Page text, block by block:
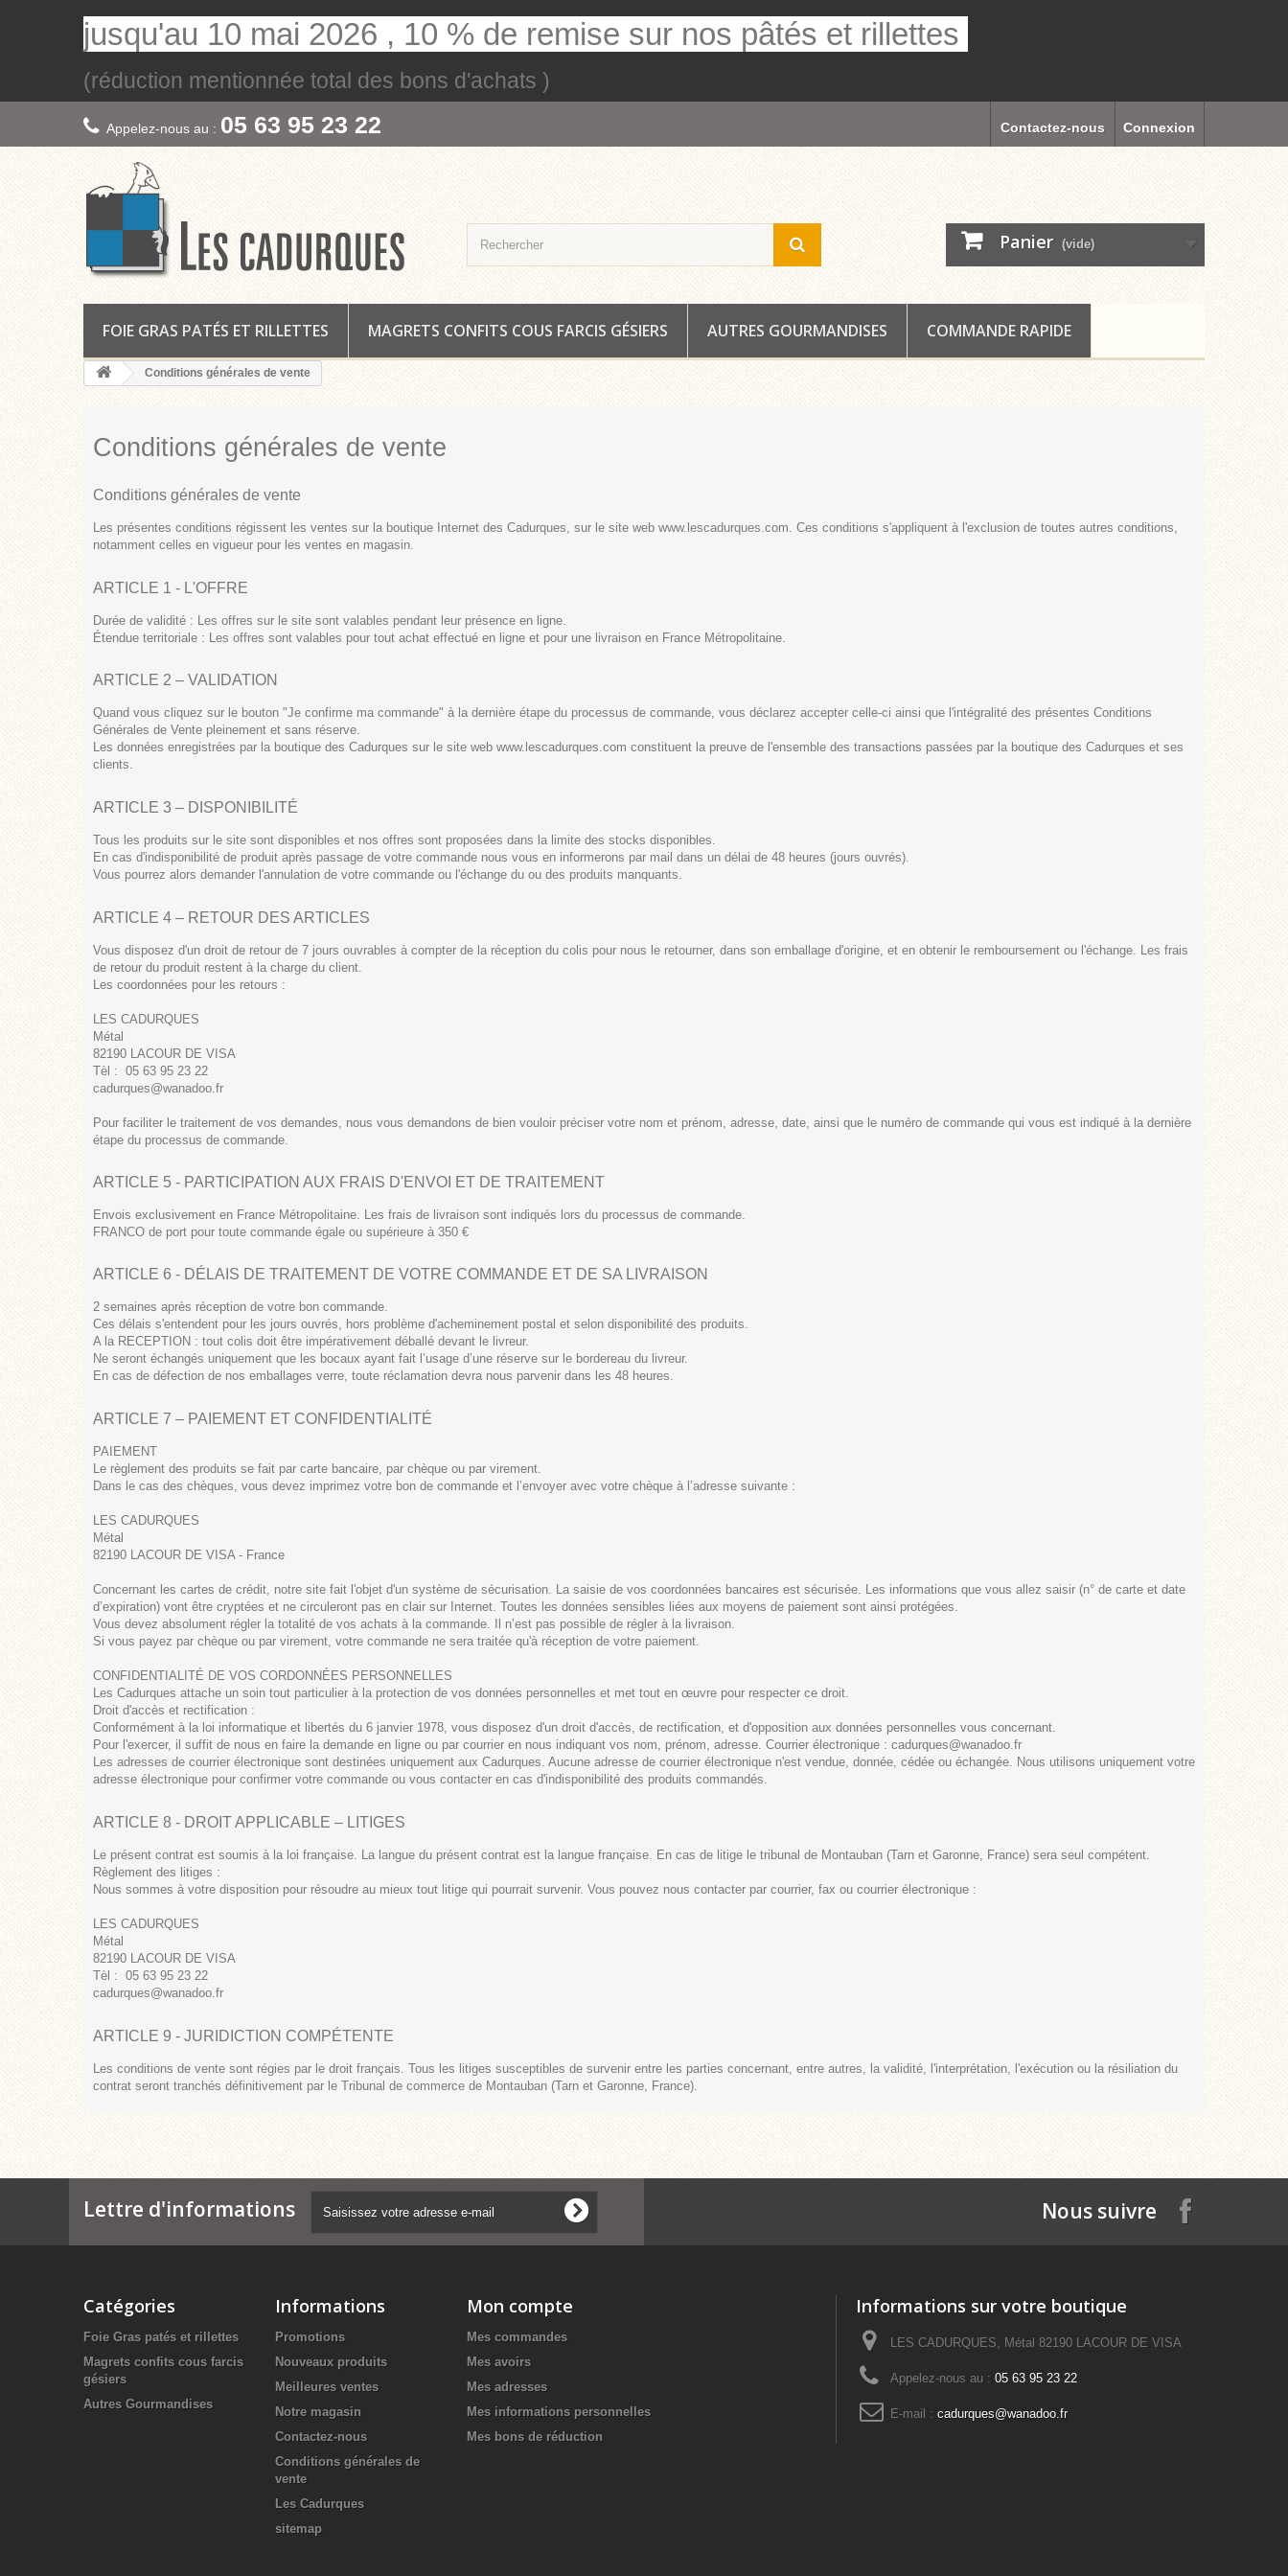
jusqu'au 10 mai 2026 , 10 % de remise sur nos pâtés et rillettes
(réduction mentionnée total des bons d'achats )
Connexion
Contactez-nous
Appelez-nous au : 05 63 95 23 22
Panier (vide)
FOIE GRAS PATÉS ET RILLETTES MAGRETS CONFITS COUS FARCIS GÉSIERS AUTRES GOURMANDISES COMMANDE RAPIDE
Conditions générales de vente
Conditions générales de vente
Conditions générales de vente
Les présentes conditions régissent les ventes sur la boutique Internet des Cadurques, sur le site web www.lescadurques.com. Ces conditions s'appliquent à l'exclusion de toutes autres conditions,
notamment celles en vigueur pour les ventes en magasin.
ARTICLE 1 - L'OFFRE
Durée de validité : Les offres sur le site sont valables pendant leur présence en ligne.
Étendue territoriale : Les offres sont valables pour tout achat effectué en ligne et pour une livraison en France Métropolitaine.
ARTICLE 2 – VALIDATION
Quand vous cliquez sur le bouton "Je confirme ma commande" à la dernière étape du processus de commande, vous déclarez accepter celle-ci ainsi que l'intégralité des présentes Conditions
Générales de Vente pleinement et sans réserve.
Les données enregistrées par la boutique des Cadurques sur le site web www.lescadurques.com constituent la preuve de l'ensemble des transactions passées par la boutique des Cadurques et ses
clients.
ARTICLE 3 – DISPONIBILITÉ
Tous les produits sur le site sont disponibles et nos offres sont proposées dans la limite des stocks disponibles.
En cas d'indisponibilité de produit après passage de votre commande nous vous en informerons par mail dans un délai de 48 heures (jours ouvrés).
Vous pourrez alors demander l'annulation de votre commande ou l'échange du ou des produits manquants.
ARTICLE 4 – RETOUR DES ARTICLES
Vous disposez d'un droit de retour de 7 jours ouvrables à compter de la réception du colis pour nous le retourner, dans son emballage d'origine, et en obtenir le remboursement ou l'échange. Les frais
de retour du produit restent à la charge du client.
Les coordonnées pour les retours :
LES CADURQUES
Métal
82190 LACOUR DE VISA
Tèl : 05 63 95 23 22
cadurques@wanadoo.fr
Pour faciliter le traitement de vos demandes, nous vous demandons de bien vouloir préciser votre nom et prénom, adresse, date, ainsi que le numéro de commande qui vous est indiqué à la dernière
étape du processus de commande.
ARTICLE 5 - PARTICIPATION AUX FRAIS D'ENVOI ET DE TRAITEMENT
Envois exclusivement en France Métropolitaine. Les frais de livraison sont indiqués lors du processus de commande.
FRANCO de port pour toute commande égale ou supérieure à 350 €
ARTICLE 6 - DÉLAIS DE TRAITEMENT DE VOTRE COMMANDE ET DE SA LIVRAISON
2 semaines après réception de votre bon commande.
Ces délais s'entendent pour les jours ouvrés, hors problème d'acheminement postal et selon disponibilité des produits.
A la RECEPTION : tout colis doit être impérativement déballé devant le livreur.
Ne seront échangés uniquement que les bocaux ayant fait l’usage d’une réserve sur le bordereau du livreur.
En cas de défection de nos emballages verre, toute réclamation devra nous parvenir dans les 48 heures.
ARTICLE 7 – PAIEMENT ET CONFIDENTIALITÉ
PAIEMENT
Le règlement des produits se fait par carte bancaire, par chèque ou par virement.
Dans le cas des chèques, vous devez imprimez votre bon de commande et l’envoyer avec votre chèque à l’adresse suivante :
LES CADURQUES
Métal
82190 LACOUR DE VISA - France
Concernant les cartes de crédit, notre site fait l'objet d'un système de sécurisation. La saisie de vos coordonnées bancaires est sécurisée. Les informations que vous allez saisir (n° de carte et date
d’expiration) vont être cryptées et ne circuleront pas en clair sur Internet. Toutes les données sensibles liées aux moyens de paiement sont ainsi protégées.
Vous devez absolument régler la totalité de vos achats à la commande. Il n’est pas possible de régler à la livraison.
Si vous payez par chèque ou par virement, votre commande ne sera traitée qu'à réception de votre paiement.
CONFIDENTIALITÉ DE VOS CORDONNÉES PERSONNELLES
Les Cadurques attache un soin tout particulier à la protection de vos données personnelles et met tout en œuvre pour respecter ce droit.
Droit d'accès et rectification :
Conformément à la loi informatique et libertés du 6 janvier 1978, vous disposez d'un droit d'accès, de rectification, et d'opposition aux données personnelles vous concernant.
Pour l'exercer, il suffit de nous en faire la demande en ligne ou par courrier en nous indiquant vos nom, prénom, adresse. Courrier électronique : cadurques@wanadoo.fr
Les adresses de courrier électronique sont destinées uniquement aux Cadurques. Aucune adresse de courrier électronique n'est vendue, donnée, cédée ou échangée. Nous utilisons uniquement votre
adresse électronique pour confirmer votre commande ou vous contacter en cas d'indisponibilité des produits commandés.
ARTICLE 8 - DROIT APPLICABLE – LITIGES
Le présent contrat est soumis à la loi française. La langue du présent contrat est la langue française. En cas de litige le tribunal de Montauban (Tarn et Garonne, France) sera seul compétent.
Règlement des litiges :
Nous sommes à votre disposition pour résoudre au mieux tout litige qui pourrait survenir. Vous pouvez nous contacter par courrier, fax ou courrier électronique :
LES CADURQUES
Métal
82190 LACOUR DE VISA
Tèl : 05 63 95 23 22
cadurques@wanadoo.fr
ARTICLE 9 - JURIDICTION COMPÉTENTE
Les conditions de vente sont régies par le droit français. Tous les litiges susceptibles de survenir entre les parties concernant, entre autres, la validité, l'interprétation, l'exécution ou la résiliation du
contrat seront tranchés définitivement par le Tribunal de commerce de Montauban (Tarn et Garonne, France).
Lettre d'informations Nous suivre
Catégories
Foie Gras patés et rillettes
Magrets confits cous farcis
gésiers
Autres Gourmandises
Informations
Promotions
Nouveaux produits
Meilleures ventes
Notre magasin
Contactez-nous
Conditions générales de
vente
Les Cadurques
sitemap
Mon compte
Mes commandes
Mes avoirs
Mes adresses
Mes informations personnelles
Mes bons de réduction
Informations sur votre boutique
LES CADURQUES, Métal 82190 LACOUR DE VISA
Appelez-nous au : 05 63 95 23 22
E-mail : cadurques@wanadoo.fr